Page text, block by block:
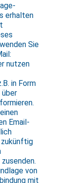
erhalten
Sie
nutzen
in Form
Email-
zukünftig
von
mit